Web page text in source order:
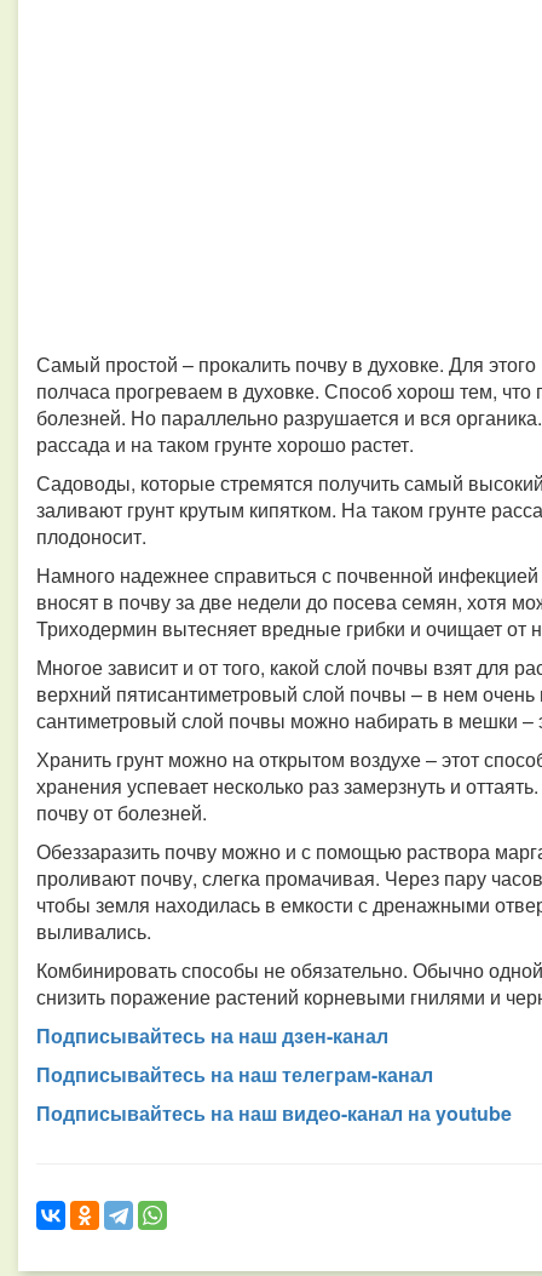
Самый простой – прокалить почву в духовке. Для
полчаса прогреваем в духовке. Способ хорош тем, что
болезней. Но параллельно разрушается и вся
рассада и на таком грунте хорошо растет.
Садоводы, которые стремятся получить самый
заливают грунт крутым кипятком. На таком грунте
плодоносит.
Намного надежнее справиться с почвенной
вносят в почву за две недели до посева семян, хотя
Триходермин вытесняет вредные грибки и очищает от
Многое зависит и от того, какой слой почвы взят для
верхний пятисантиметровый слой почвы – в нем
сантиметровый слой почвы можно набирать в мешки –
Хранить грунт можно на открытом воздухе – этот
хранения успевает несколько раз замерзнуть и
почву от болезней.
Обеззаразить почву можно и с помощью раствора
проливают почву, слегка промачивая. Через пару
чтобы земля находилась в емкости с дренажными
выливались.
Комбинировать способы не обязательно. Обычно
снизить поражение растений корневыми гнилями и
Подписывайтесь на наш дзен-канал
Подписывайтесь на наш телеграм-канал
Подписывайтесь на наш видео-канал на youtube